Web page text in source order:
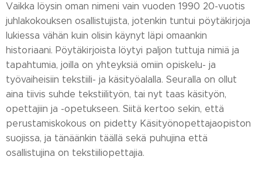
Vaikka löysin oman nimeni vain vuoden 1990 20-vuotis
juhlakokouksen osallistujista, jotenkin tuntui pöytäkirjoja
lukiessa vähän kuin olisin käynyt läpi omaankin
historiaani. Pöytäkirjoista löytyi paljon tuttuja nimiä ja
tapahtumia, joilla on yhteyksiä omiin opiskelu- ja
työvaiheisiin tekstiili- ja käsityöalalla. Seuralla on ollut
aina tiivis suhde tekstiilityön, tai nyt taas käsityön,
opettajiin ja -opetukseen. Siitä kertoo sekin, että
perustamiskokous on pidetty Käsityönopettajaopiston
suojissa, ja tänäänkin täällä sekä puhujina että
osallistujina on tekstiiliopettajia.